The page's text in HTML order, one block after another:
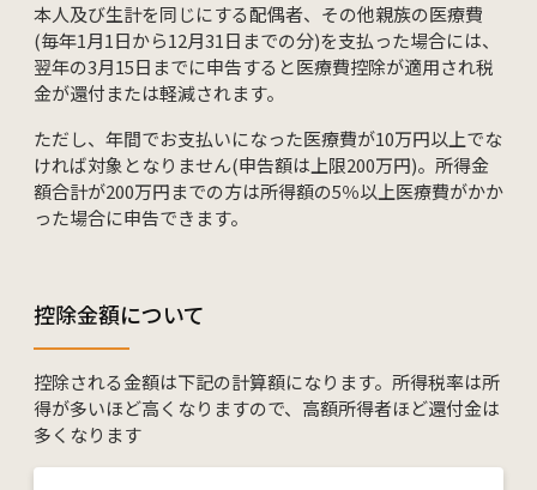
本人及び生計を同じにする配偶者、その他親族の医療費
(毎年1月1日から12月31日までの分)を支払った場合には、
翌年の3月15日までに申告すると医療費控除が適用され税
金が還付または軽減されます。
ただし、年間でお支払いになった医療費が10万円以上でな
ければ対象となりません(申告額は上限200万円)。所得金
額合計が200万円までの方は所得額の5％以上医療費がかか
った場合に申告できます。
控除金額について
控除される金額は下記の計算額になります。所得税率は所
得が多いほど高くなりますので、高額所得者ほど還付金は
多くなります